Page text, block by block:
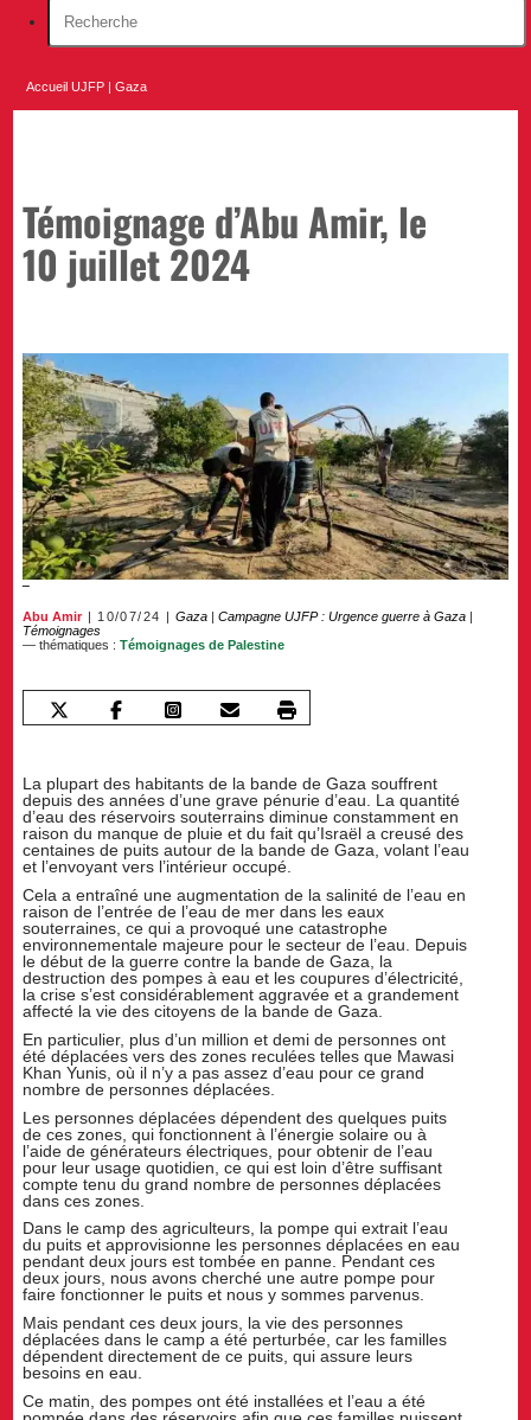
Accueil UJFP |Gaza
Témoignage d’Abu Amir, le
10 juillet 2024
Abu Amir 10/07/24 Gaza |Campagne UJFP : Urgence guerre à Gaza |
Témoignages
— thématiques :Témoignages de Palestine
La plupart des habitants de la bande de Gaza souffrent
depuis des années d’une grave pénurie d’eau. La quantité
d’eau des réservoirs souterrains diminue constamment en
raison du manque de pluie et du fait qu’Israël a creusé des
centaines de puits autour de la bande de Gaza, volant l’eau
et l’envoyant vers l’intérieur occupé.
Cela a entraîné une augmentation de la salinité de l’eau en
raison de l’entrée de l’eau de mer dans les eaux
souterraines, ce qui a provoqué une catastrophe
environnementale majeure pour le secteur de l’eau. Depuis
le début de la guerre contre la bande de Gaza, la
destruction des pompes à eau et les coupures d’électricité,
la crise s’est considérablement aggravée et a grandement
affecté la vie des citoyens de la bande de Gaza.
En particulier, plus d’un million et demi de personnes ont
été déplacées vers des zones reculées telles que Mawasi
Khan Yunis, où il n’y a pas assez d’eau pour ce grand
nombre de personnes déplacées.
Les personnes déplacées dépendent des quelques puits
de ces zones, qui fonctionnent à l’énergie solaire ou à
l’aide de générateurs électriques, pour obtenir de l’eau
pour leur usage quotidien, ce qui est loin d’être suffisant
compte tenu du grand nombre de personnes déplacées
dans ces zones.
Dans le camp des agriculteurs, la pompe qui extrait l’eau
du puits et approvisionne les personnes déplacées en eau
pendant deux jours est tombée en panne. Pendant ces
deux jours, nous avons cherché une autre pompe pour
faire fonctionner le puits et nous y sommes parvenus.
Mais pendant ces deux jours, la vie des personnes
déplacées dans le camp a été perturbée, car les familles
dépendent directement de ce puits, qui assure leurs
besoins en eau.
Ce matin, des pompes ont été installées et l’eau a été